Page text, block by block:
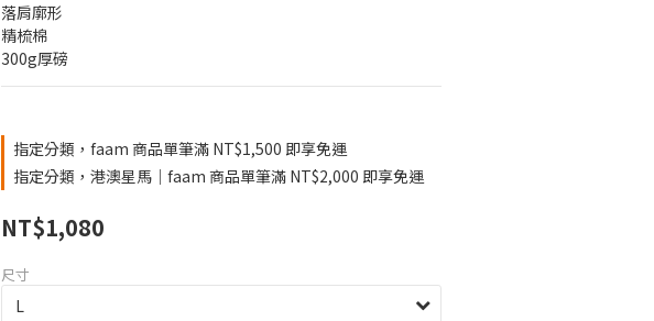
落肩廓形
精梳棉
300g厚磅
指定分類，faam 商品單筆滿 NT$1,500 即享免運
指定分類，港澳星馬｜faam 商品單筆滿 NT$2,000 即享免運
NT$1,080
尺寸